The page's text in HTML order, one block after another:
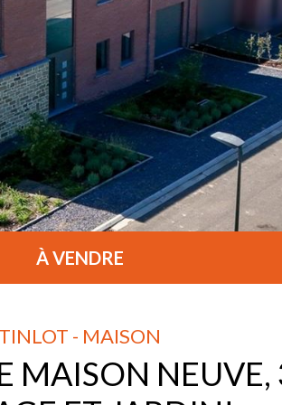
À VENDRE
TINLOT - MAISON
MAISON NEUVE,